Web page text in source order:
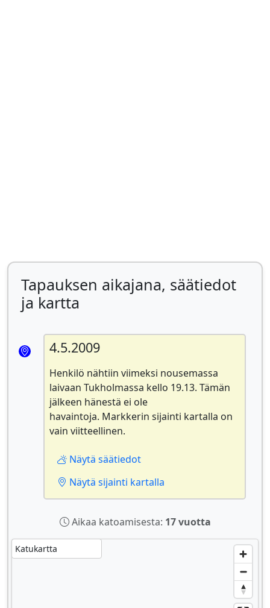
Tapauksen aikajana, säätiedot
ja kartta
4.5.2009
Henkilö nähtiin viimeksi nousemassa
laivaan Tukholmassa kello 19.13. Tämän
jälkeen hänestä ei ole
havaintoja. Markkerin sijainti kartalla on
vain viitteellinen.
Näytä säätiedot
Näytä sijainti kartalla
Aikaa katoamisesta: 17 vuotta